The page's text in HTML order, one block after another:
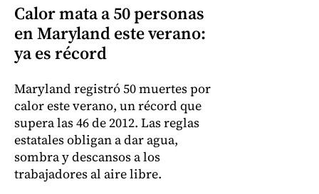
Calor mata a 50 personas
en Maryland este verano:
ya es récord
Maryland registró 50 muertes por
calor este verano, un récord que
supera las 46 de 2012. Las reglas
estatales obligan a dar agua,
sombra y descansos a los
trabajadores al aire libre.